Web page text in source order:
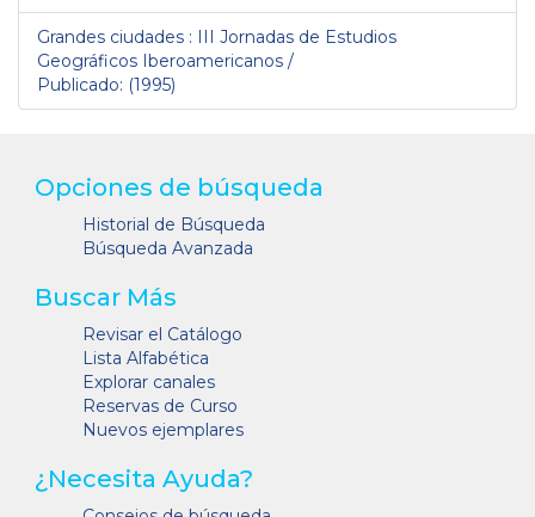
Grandes ciudades : III Jornadas de Estudios
Geográficos Iberoamericanos /
Publicado: (1995)
Opciones de búsqueda
Historial de Búsqueda
Búsqueda Avanzada
Buscar Más
Revisar el Catálogo
Lista Alfabética
Explorar canales
Reservas de Curso
Nuevos ejemplares
¿Necesita Ayuda?